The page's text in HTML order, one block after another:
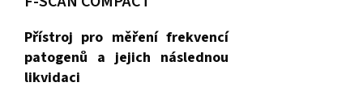
Přístroj pro měření frekvencí
patogenů a jejich následnou
likvidaci